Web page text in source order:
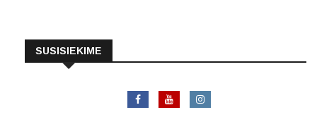
SUSISIEKIME